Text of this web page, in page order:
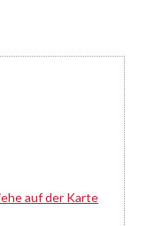
auf der Karte